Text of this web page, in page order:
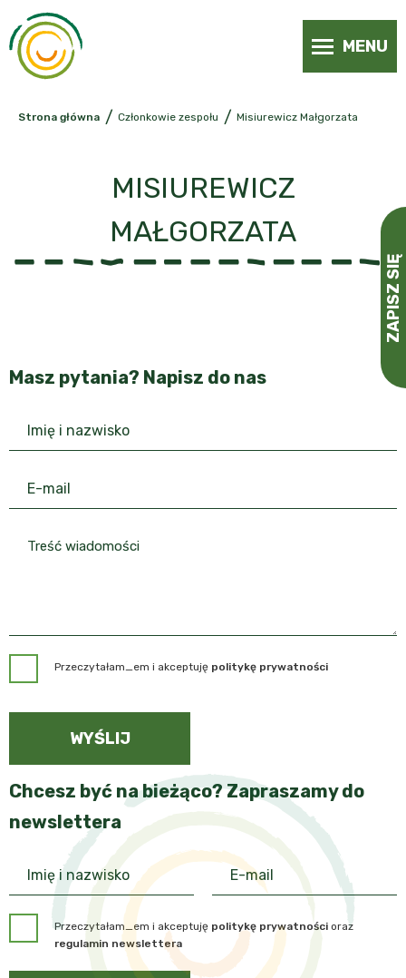
MENU
ZAPISZ SIĘ
Strona główna / Członkowie zespołu / Misiurewicz Małgorzata
MISIUREWICZ
MAŁGORZATA
Chcesz być na bieżąco? Zapraszamy do
newslettera
Przeczytałam_em i akceptuję politykę prywatności oraz
regulamin newslettera
Masz pytania? Napisz do nas
Przeczytałam_em i akceptuję politykę prywatności
WYŚLIJ